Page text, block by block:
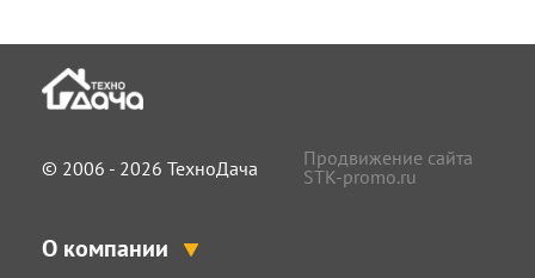
© 2006 - 2026 ТехноДача
Продвижение сайта
STK-promo.ru
О компании